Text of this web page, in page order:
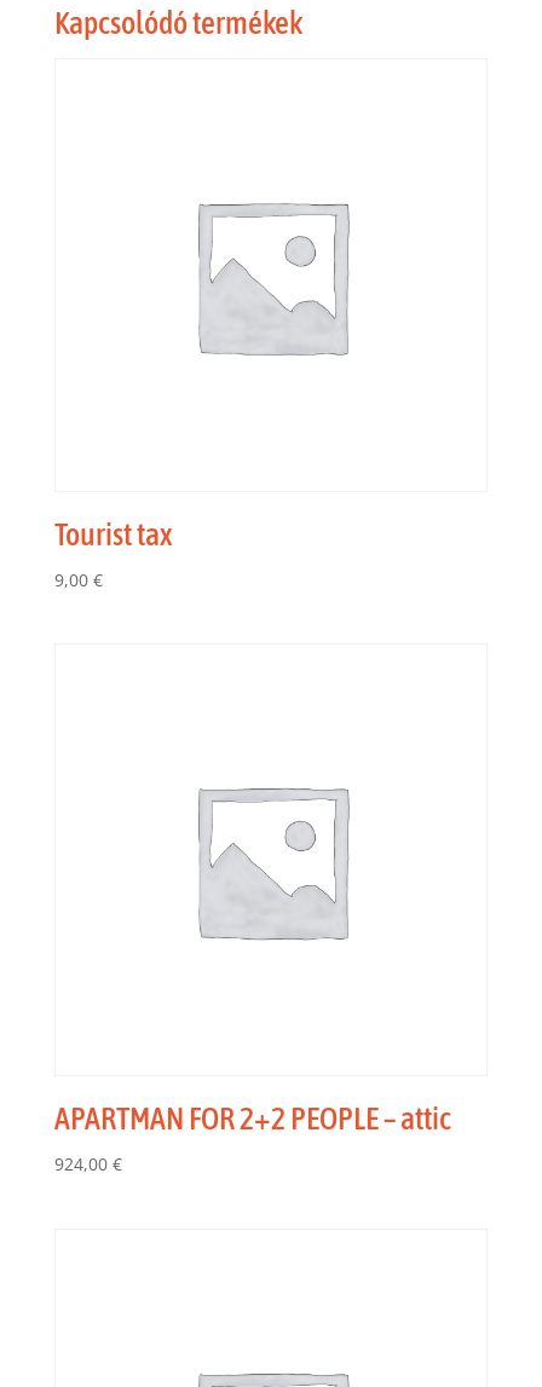
Kapcsolódó termékek
Tourist tax
9,00 €
APARTMAN FOR 2+2 PEOPLE – attic
924,00 €